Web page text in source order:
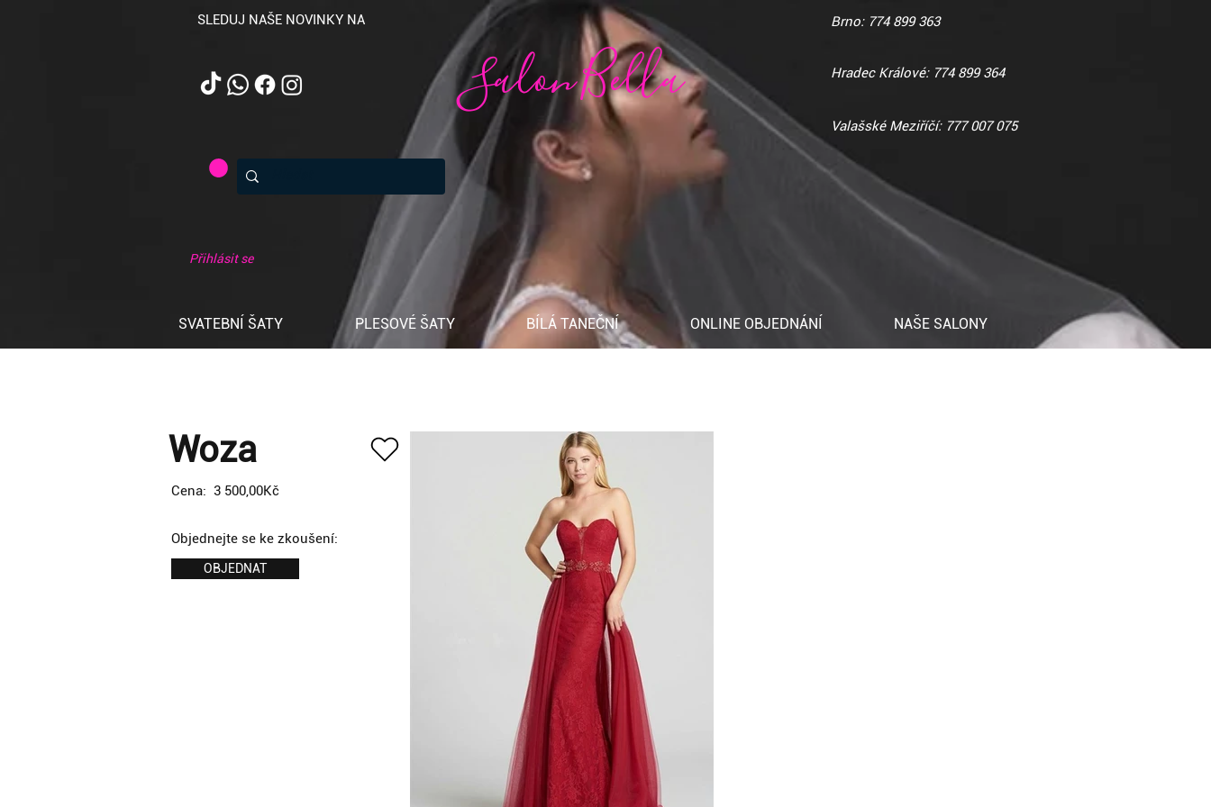
SLEDUJ NAŠE NOVINKY NA
Salon Bella
Brno: 774 899 363
Hradec Králové: 774 899 364
Valašské Meziříčí: 777 007 075
Přihlásit se
SVATEBNÍ ŠATY PLESOVÉ ŠATY BÍLÁ TANEČNÍ ONLINE OBJEDNÁNÍ NAŠE SALONY
Woza
Cena: 3 500,00Kč
Objednejte se ke zkoušení:
OBJEDNAT